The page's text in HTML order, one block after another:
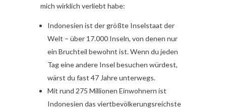
mich wirklich verliebt habe:
Indonesien ist der größte Inselstaat der
Welt – über 17.000 Inseln, von denen nur
ein Bruchteil bewohnt ist. Wenn du jeden
Tag eine andere Insel besuchen würdest,
wärst du fast 47 Jahre unterwegs.
Mit rund 275 Millionen Einwohnern ist
Indonesien das viertbevölkerungsreichste